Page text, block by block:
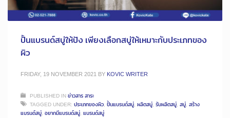
ปั้นแบรนด์สบู่ให้ปัง เพียงเลือกสบู่ให้เหมาะกับประเภทของ
ผิว
FRIDAY, 19 NOVEMBER 2021 BY KOVIC WRITER
PUBLISHED INข่าวสาร สาระ
TAGGED UNDER: ประเภทของผิว, ปั้นแบรนด์สบู่, ผลิตสบู่, รับผลิตสบู่, สบู่, สร้าง
แบรนด์สบู่, อยากมีแบรนด์สบู่, แบรนด์สบู่